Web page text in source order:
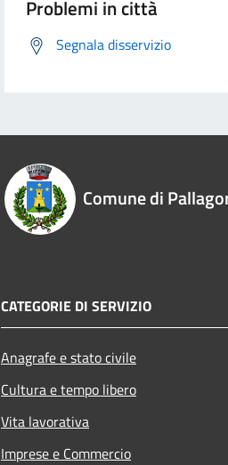
Problemi in città
Segnala disservizio
Comune di
CATEGORIE DI SERVIZIO
Anagrafe e stato civile
Cultura e tempo libero
Vita lavorativa
Imprese e Commercio